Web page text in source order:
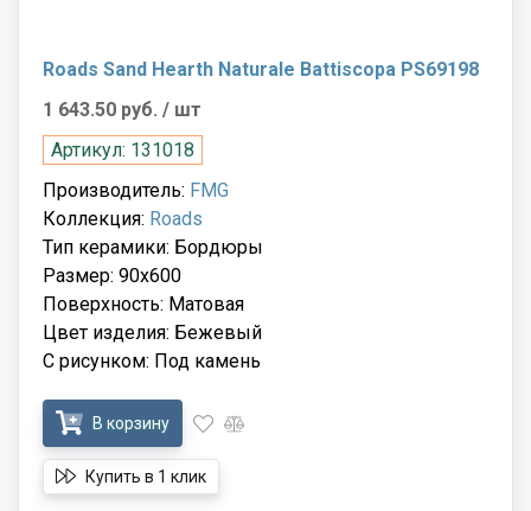
Roads Sand Hearth Naturale Battiscopa PS69198
1 643.50 руб. / шт
Артикул: 131018
Производитель: FMG
Коллекция: Roads
Тип керамики: Бордюры
Размер: 90x600
Поверхность: Матовая
Цвет изделия: Бежевый
С рисунком: Под камень
В корзину
Купить в 1 клик